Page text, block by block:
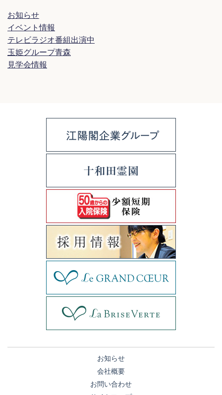
お知らせ
イベント情報
テレビラジオ番組出演中
玉姫グループ青森
見学会情報
お知らせ
会社概要
お問い合わせ